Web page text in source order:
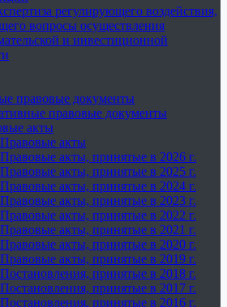
регулирующего воздействия,
вопросы осуществления
и инвестиционной
правовые документы
правовые документы
акты
Правовые акты
Правовые акты, принятые в 2026 г.
Правовые акты, принятые в 2025 г.
Правовые акты, принятые в 2024 г.
Правовые акты, принятые в 2023 г.
Правовые акты, принятые в 2022 г.
Правовые акты, принятые в 2021 г.
Правовые акты, принятые в 2020 г.
Правовые акты, принятые в 2019 г.
Постановления, принятые в 2018 г.
Постановления, принятые в 2017 г.
Постановления, принятые в 2016 г.